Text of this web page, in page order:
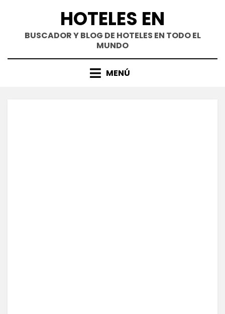
contenido
HOTELES EN
BUSCADOR Y BLOG DE HOTELES EN TODO EL
MUNDO
MENÚ